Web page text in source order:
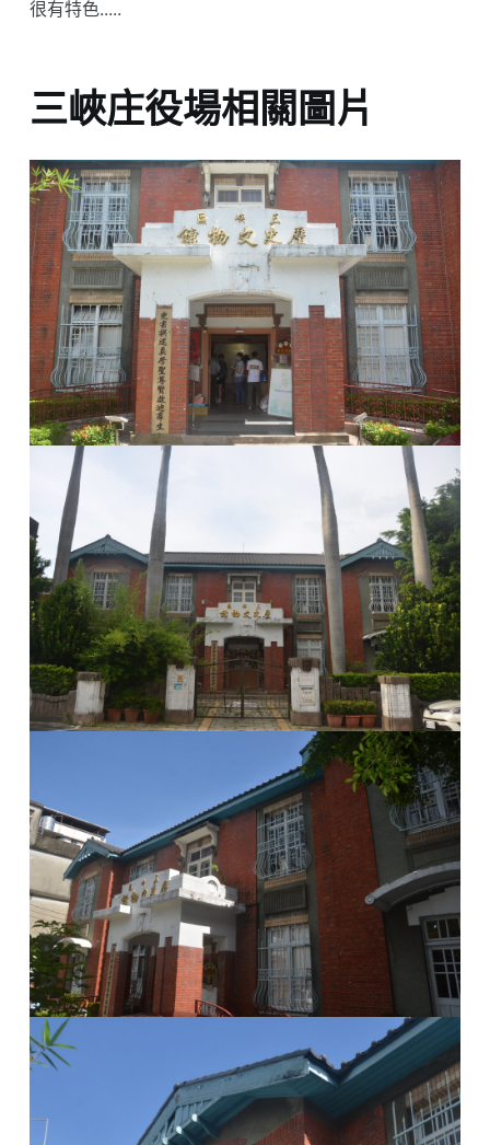
很有特色.....
三峽庄役場相關圖片